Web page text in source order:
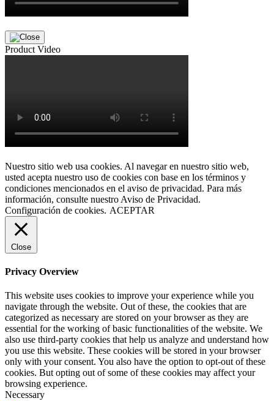
Product Video
Nuestro sitio web usa cookies. Al navegar en nuestro sitio web,
usted acepta nuestro uso de cookies con base en los términos y
condiciones mencionados en el aviso de privacidad. Para más
información, consulte nuestro Aviso de Privacidad.
Configuración de cookies. ACEPTAR
Close
Privacy Overview
This website uses cookies to improve your experience while you
navigate through the website. Out of these, the cookies that are
categorized as necessary are stored on your browser as they are
essential for the working of basic functionalities of the website. We
also use third-party cookies that help us analyze and understand how
you use this website. These cookies will be stored in your browser
only with your consent. You also have the option to opt-out of these
cookies. But opting out of some of these cookies may affect your
browsing experience.
Necessary